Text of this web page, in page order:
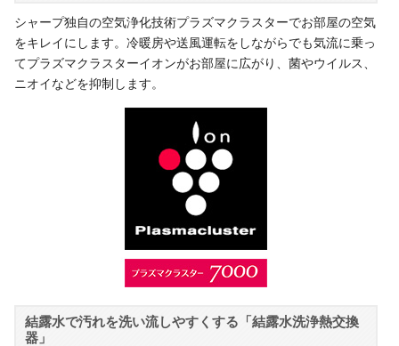
シャープ独自の空気浄化技術プラズマクラスターでお部屋の空気
をキレイにします。冷暖房や送風運転をしながらでも気流に乗っ
てプラズマクラスターイオンがお部屋に広がり、菌やウイルス、
ニオイなどを抑制します。
結露水で汚れを洗い流しやすくする「結露水洗浄熱交換
器」